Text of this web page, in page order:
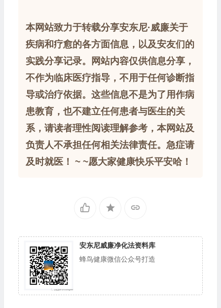
本网站致力于转载分享安东尼·威廉关于
疾病和疗愈的各方面信息，以及安友们的
实践分享记录。网站内容仅供信息分享，
不作为临床医疗指导，不用于任何诊断指
导或治疗依据。这些信息不是为了用作病
患教育，也不建立任何患者与医生的关
系，请读者理性阅读理解参考，本网站及
负责人不承担任何相关法律责任。急症请
及时就医！ ~ ~愿大家健康快乐平安哈！
安东尼威廉净化法资料库
蜂鸟健康微信公众号打造